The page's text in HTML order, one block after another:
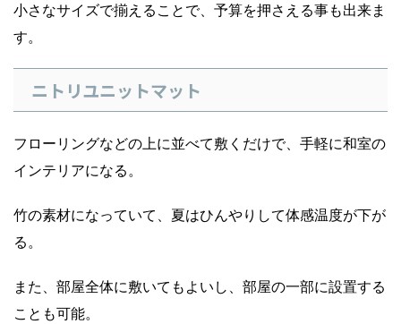
小さなサイズで揃えることで、予算を押さえる事も出来ま
す。
ニトリユニットマット
フローリングなどの上に並べて敷くだけで、手軽に和室の
インテリアになる。
竹の素材になっていて、夏はひんやりして体感温度が下が
る。
また、部屋全体に敷いてもよいし、部屋の一部に設置する
ことも可能。